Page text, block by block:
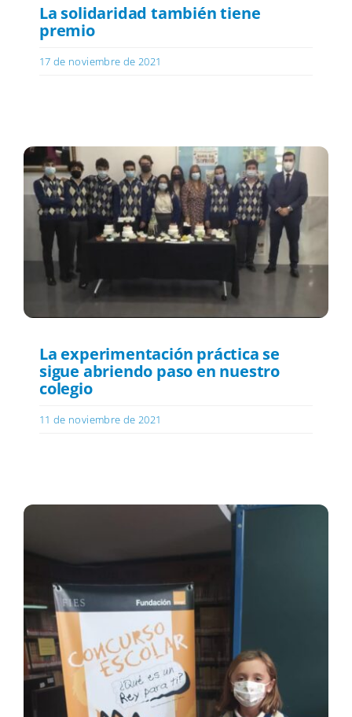
La solidaridad también tiene
premio
17 de noviembre de 2021
La experimentación práctica se
sigue abriendo paso en nuestro
colegio
11 de noviembre de 2021